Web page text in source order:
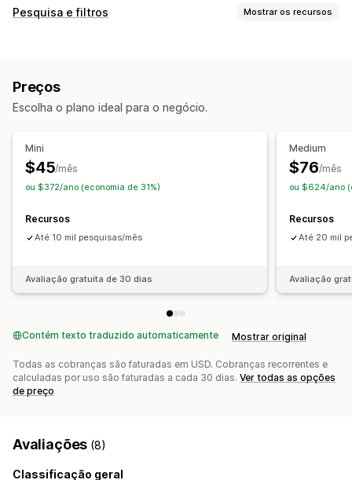
Pesquisa e filtros Mostrar os recursos
Tolerância a erros de digitação
Sugestões de pesquisa
Impulsionamento de produto
Personalização de exibição
Responsividade para dispositivos móveis
Filtros personalizados
Página de resultados de busca
Classificação
Insights de IA Acompanhamento de conversões
Preços
Escolha o plano ideal para o negócio.
Mini
$45/mês
ou $372/ano (economia de 31%)
Recursos
Até 10 mil pesquisas/mês
Avaliação gratuita de 30 dias
Medium
$76/mês
ou $624/ano
Recursos
Até 20 mil
Avaliação
Contém texto traduzido automaticamente Mostrar original
Todas as cobranças são faturadas em USD. Cobranças recorrentes e
calculadas por uso são faturadas a cada 30 dias. Ver todas as opções
de preço
Avaliações (8)
Classificação geral